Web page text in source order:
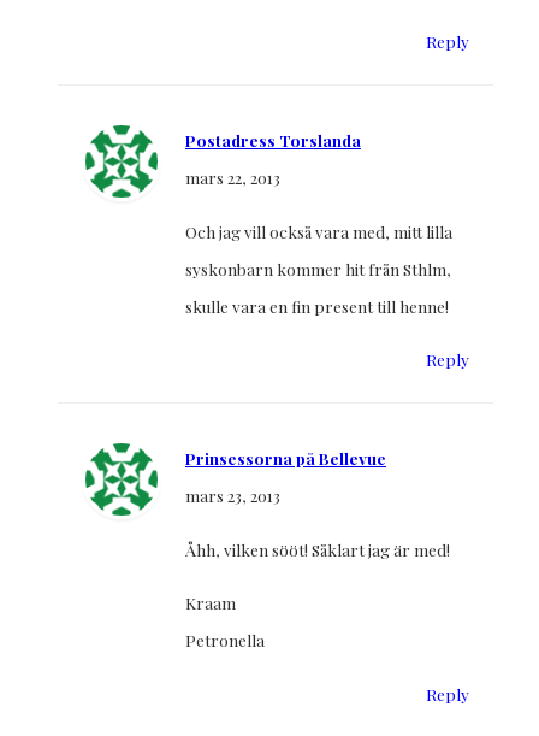
Reply
Postadress Torslanda
mars 22, 2013
Och jag vill också vara med, mitt lilla
syskonbarn kommer hit från Sthlm,
skulle vara en fin present till henne!
Reply
Prinsessorna på Bellevue
mars 23, 2013
Åhh, vilken sööt! Såklart jag är med!
Kraam
Petronella
Reply